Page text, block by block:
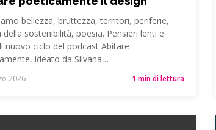
bellezza, bruttezza, territori, periferie,
della sostenibilità, poesia. Pensieri lenti e
nuovo ciclo del podcast Abitare
ideato da Silvana…
2026 1 min di lettura